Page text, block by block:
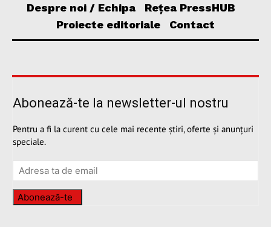
Despre noi / Echipa
Rețea PressHUB
Proiecte editoriale
Contact
Abonează-te la newsletter-ul nostru
Pentru a fi la curent cu cele mai recente știri, oferte și anunțuri
speciale.
Abonează-te